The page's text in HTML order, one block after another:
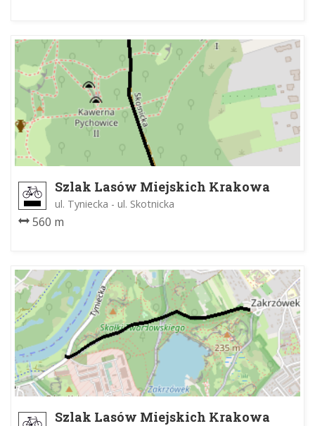
Szlak Lasów Miejskich Krakowa
ul. Tyniecka - ul. Skotnicka
560 m
Szlak Lasów Miejskich Krakowa